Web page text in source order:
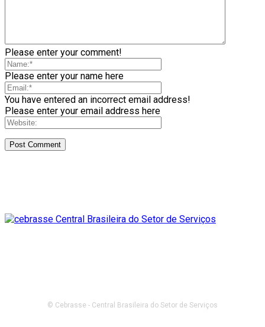
Please enter your comment!
Please enter your name here
You have entered an incorrect email address!
Please enter your email address here
© Cebrasse - Central Brasileira do Setor de Serviços